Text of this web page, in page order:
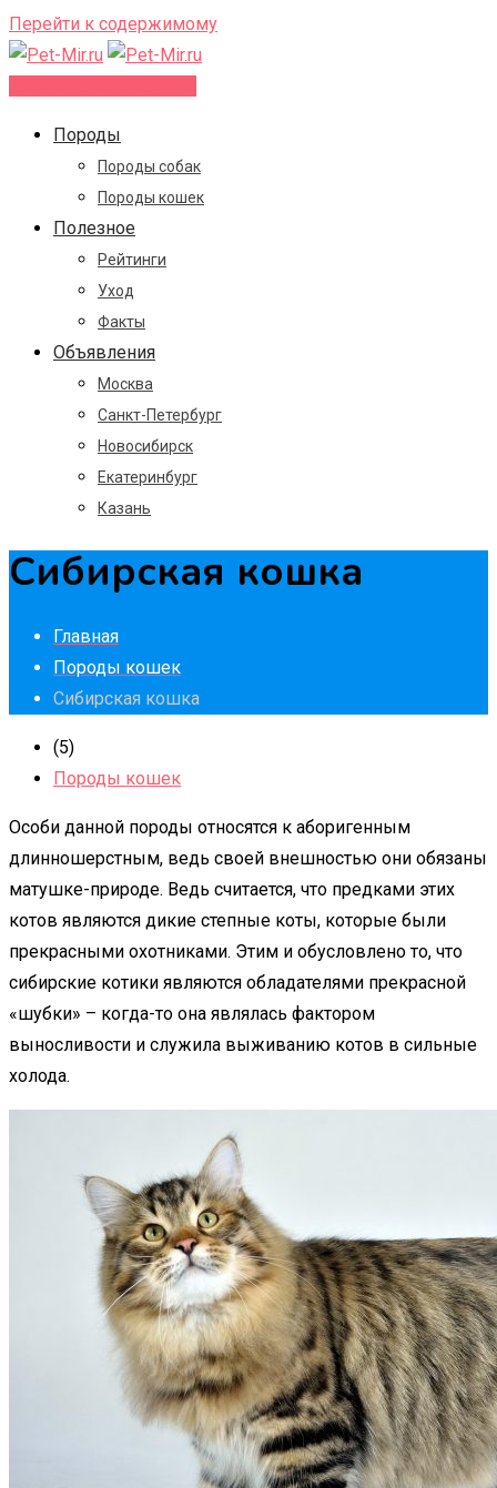
Перейти к содержимому
Породы
Породы собак
Породы кошек
Полезное
Рейтинги
Уход
Факты
Объявления
Москва
Санкт-Петербург
Новосибирск
Екатеринбург
Казань
Сибирская кошка
Главная
Породы кошек
Сибирская кошка
(5)
Породы кошек
Особи данной породы относятся к аборигенным
длинношерстным, ведь своей внешностью они обязаны
матушке-природе. Ведь считается, что предками этих
котов являются дикие степные коты, которые были
прекрасными охотниками. Этим и обусловлено то, что
сибирские котики являются обладателями прекрасной
«шубки» – когда-то она являлась фактором
выносливости и служила выживанию котов в сильные
холода.